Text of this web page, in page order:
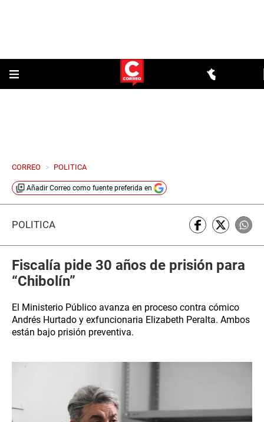
CORREO > POLITICA
Añadir Correo como fuente preferida en
POLÍTICA
Fiscalía pide 30 años de prisión para
“Chibolín”
El Ministerio Público avanza en proceso contra cómico
Andrés Hurtado y exfuncionaria Elizabeth Peralta. Ambos
están bajo prisión preventiva.